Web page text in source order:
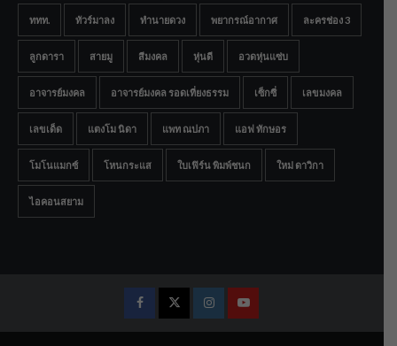
ททท. ทัวร์มาลง ทำนายดวง พยากรณ์อากาศ ละครช่อง 3
ลูกดารา สายมู สีมงคล หุ่นดี อวดหุ่นแซ่บ
อาจารย์มงคล อาจารย์มงคล รอดเที่ยงธรรม เซ็กซี่ เลขมงคล
เลขเด็ด แตงโม นิดา แพท ณปภา แอฟ ทักษอร
โมโนแมกซ์ โหนกระแส ใบเฟิร์น พิมพ์ชนก ใหม่ ดาวิกา
ไอคอนสยาม
FacebookTwitterInstagramYoutube